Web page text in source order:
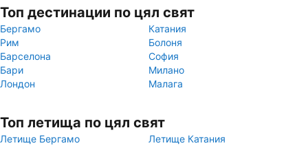
Топ дестинации по цял свят
Бергамо
Катания
Рим
Болоня
Барселона
София
Бари
Милано
Лондон
Малага
Топ летища по цял свят
Летище Бергамо
Летище Катания